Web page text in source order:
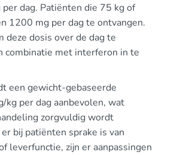
dag. Patiënten die 75 kg of
1200 mg per dag te ontvangen.
deze dosis over de dag te
combinatie met interferon in te
een gewicht-gebaseerde
kg per dag aanbevolen, wat
zorgvuldig wordt
bij patiënten sprake is van
leverfunctie, zijn er aanpassingen